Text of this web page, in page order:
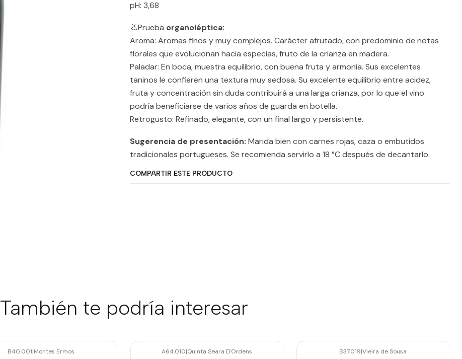
pH: 3,68
👃Prueba organoléptica:
Aroma: Aromas finos y muy complejos. Carácter afrutado, con predominio de notas
florales que evolucionan hacia especias, fruto de la crianza en madera.
Paladar: En boca, muestra equilibrio, con buena fruta y armonía. Sus excelentes
taninos le confieren una textura muy sedosa. Su excelente equilibrio entre acidez,
fruta y concentración sin duda contribuirá a una larga crianza, por lo que el vino
podría beneficiarse de varios años de guarda en botella.
Retrogusto: Refinado, elegante, con un final largo y persistente.
Sugerencia de presentación: Marida bien con carnes rojas, caza o embutidos
tradicionales portugueses. Se recomienda servirlo a 18 °C después de decantarlo.
COMPARTIR ESTE PRODUCTO
También te podría interesar
B40.001|Montes Ermos A64.010|Quinta Seara D'Ordens B37.019|Vieira de Sousa